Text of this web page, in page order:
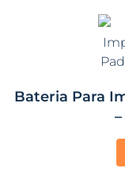
Bateria Para